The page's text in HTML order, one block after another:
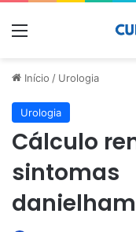
Menu
Início / Urologia
Urologia
Cálculo
sintomas